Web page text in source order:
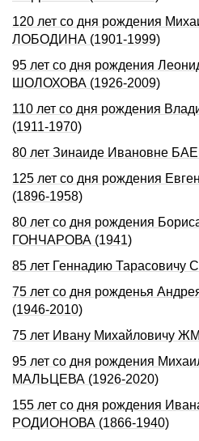
120 лет со дня рождения
ЛОБОДИHА (1901-1999)
95 лет со дня рождения
ШОЛОХОВА (1926-2009)
110 лет со дня рождения
(1911-1970)
80 лет Зинаиде Ивановне
125 лет со дня рождения
(1896-1958)
80 лет со дня рождения
ГОНЧАРОВА (1941)
85 лет Геннадию
75 лет со дня рожденья
(1946-2010)
75 лет Ивану Михайловичу
95 лет со дня рождения
МАЛЬЦЕВА (1926-2020)
155 лет со дня рождения
РОДИОHОВА (1866-1940)